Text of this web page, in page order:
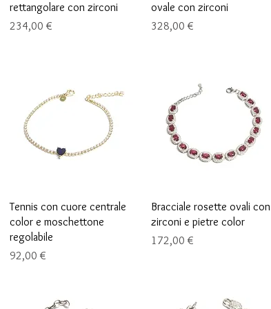
rettangolare con zirconi
Precio
234,00 €
ovale con zirconi
Precio
328,00 €
Vista rápida
Tennis con cuore centrale
color e moschettone
regolabile
Precio
92,00 €
Vista rápida
Bracciale rosette ovali con
zirconi e pietre color
Precio
172,00 €